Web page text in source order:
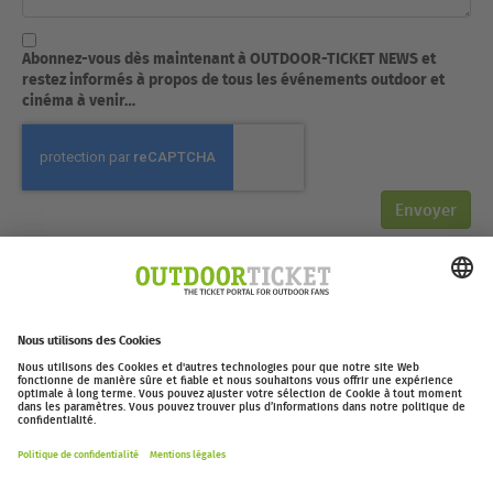
Abonnez-vous dès maintenant à OUTDOOR-TICKET NEWS et
restez informés à propos de tous les événements outdoor et
cinéma à venir…
au: +49.89.38.39.67.80, mardi et mercredi de 10H à 16H.
outdoor-ticket.net– Un projet de